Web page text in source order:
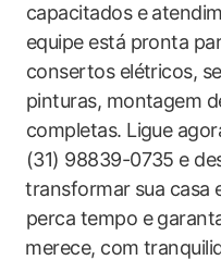
capacitados e
equipe ‌está pronta‌
consertos elétricos,
pinturas, montagem
completas. Ligue
(31) 98839-0735 e
⁤transformar ‍sua casa
perca tempo​ e
⁢merece,‌ com